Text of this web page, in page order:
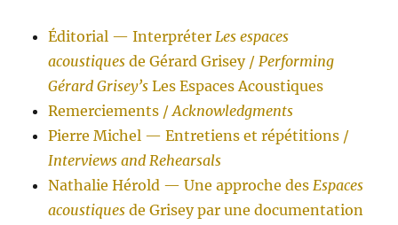
Éditorial — InterpréterLes espaces
acoustiques de Gérard Grisey /Performing
Gérard Grisey’sLes Espaces Acoustiques
Remerciements /Acknowledgments
Pierre Michel — Entretiens et répétitions /
Interviews and Rehearsals
Nathalie Hérold — Une approche desEspaces
acoustiques de Grisey par une documentation